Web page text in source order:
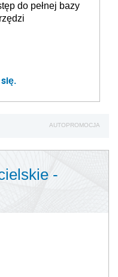
do pełnej bazy
AUTOPROMOCJA
-